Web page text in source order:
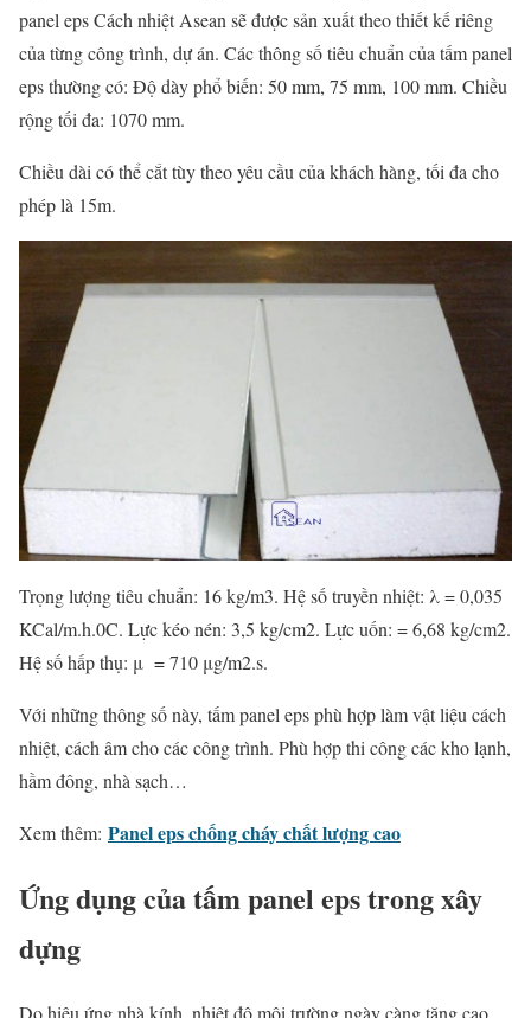
panel eps Cách nhiệt Asean sẽ được sản xuất theo thiết kế riêng
của từng công trình, dự án. Các thông số tiêu chuẩn của tấm panel
eps thường có: Độ dày phổ biến: 50 mm, 75 mm, 100 mm. Chiều
rộng tối đa: 1070 mm.
Chiều dài có thể cắt tùy theo yêu cầu của khách hàng, tối đa cho
phép là 15m.
Trọng lượng tiêu chuẩn: 16 kg/m3. Hệ số truyền nhiệt: λ = 0,035
KCal/m.h.0C. Lực kéo nén: 3,5 kg/cm2. Lực uốn: = 6,68 kg/cm2.
Hệ số hấp thụ: μ = 710 μg/m2.s.
Với những thông số này, tấm panel eps phù hợp làm vật liệu cách
nhiệt, cách âm cho các công trình. Phù hợp thi công các kho lạnh,
hầm đông, nhà sạch…
Xem thêm: Panel eps chống cháy chất lượng cao
Ứng dụng của tấm panel eps trong xây
dựng
Do hiệu ứng nhà kính, nhiệt độ môi trường ngày càng tăng cao,